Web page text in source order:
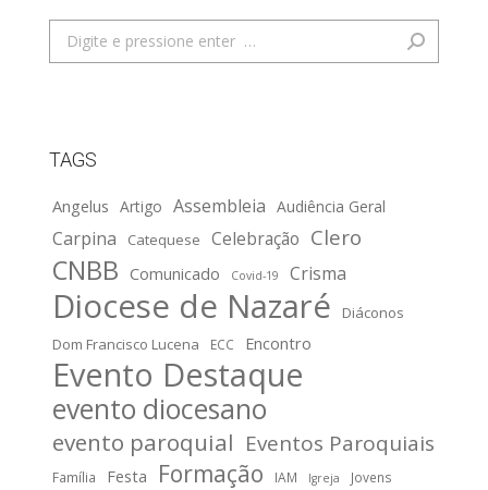
Search:
TAGS
Angelus Artigo Assembleia Audiência Geral
Carpina Catequese Celebração Clero
CNBB Comunicado Covid-19 Crisma
Diocese de Nazaré
Diáconos
Dom Francisco Lucena
ECC Encontro
Evento Destaque
evento diocesano
evento paroquial Eventos Paroquiais
Família Festa Formação IAM Igreja Jovens